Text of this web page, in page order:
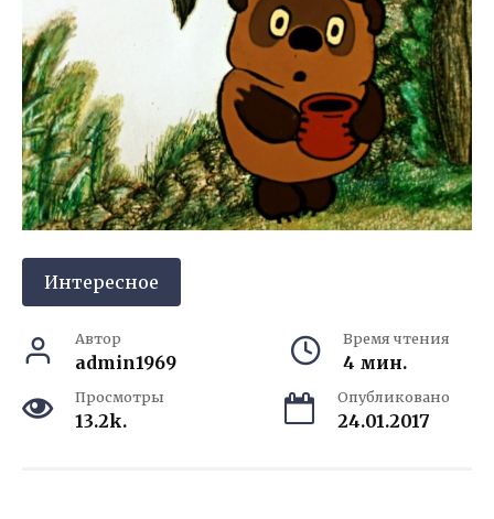
Интересное
Автор
admin1969
Время чтения
4 мин.
Просмотры
13.2k.
Опубликовано
24.01.2017